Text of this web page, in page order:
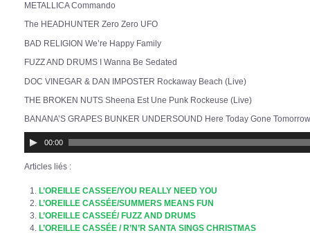
METALLICA Commando
The HEADHUNTER Zero Zero UFO
BAD RELIGION We’re Happy Family
FUZZ AND DRUMS I Wanna Be Sedated
DOC VINEGAR & DAN IMPOSTER Rockaway Beach (Live)
THE BROKEN NUTS Sheena Est Une Punk Rockeuse (Live)
BANANA’S GRAPES BUNKER UNDERSOUND Here Today Gone Tomorrow
audio00:00
Articles liés :
L’OREILLE CASSEE/YOU REALLY NEED YOU
L’OREILLE CASSÉE/SUMMERS MEANS FUN
L’OREILLE CASSEÉ/ FUZZ AND DRUMS
L’OREILLE CASSÉE / R’N’R SANTA SINGS CHRISTMAS